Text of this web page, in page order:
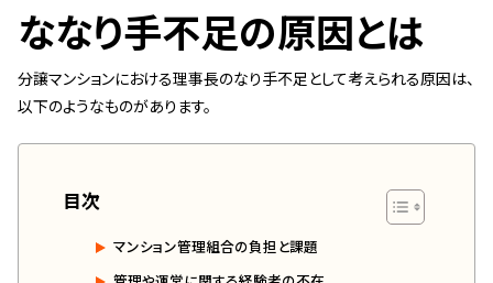
ななり手不足の原因とは
分譲マンションにおける理事長のなり手不足として考えられる原因は、
以下のようなものがあります。
目次
マンション管理組合の負担と課題
メルのプロ理事長 »
管理契約見直しドクター »
管理費カイゼン隊 »
建物・設備維持
長期修繕カウンセリングサービス »